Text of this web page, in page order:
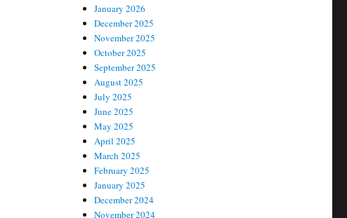
January 2026
December 2025
November 2025
October 2025
September 2025
August 2025
July 2025
June 2025
May 2025
April 2025
March 2025
February 2025
January 2025
December 2024
November 2024